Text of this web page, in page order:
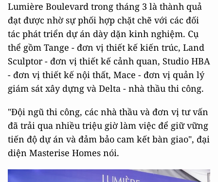
Lumière Boulevard trong tháng 3 là thành quả
đạt được nhờ sự phối hợp chặt chẽ với các đối
tác phát triển dự án dày dặn kinh nghiệm. Cụ
thể gồm Tange - đơn vị thiết kế kiến trúc, Land
Sculptor - đơn vị thiết kế cảnh quan, Studio HBA
- đơn vị thiết kế nội thất, Mace - đơn vị quản lý
giám sát xây dựng và Delta - nhà thầu thi công.
"Đội ngũ thi công, các nhà thầu và đơn vị tư vấn
đã trải qua nhiều triệu giờ làm việc để giữ vững
tiến độ dự án và đảm bảo cam kết bàn giao", đại
diện Masterise Homes nói.